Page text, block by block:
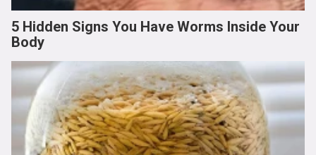
5 Hidden Signs You Have Worms Inside Your
Body